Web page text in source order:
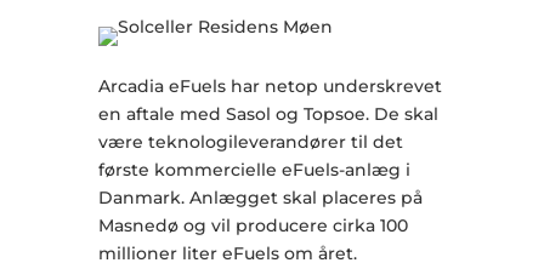
Arcadia eFuels har netop underskrevet
en aftale med Sasol og Topsoe. De skal
være teknologileverandører til det
første kommercielle eFuels-anlæg i
Danmark. Anlægget skal placeres på
Masnedø og vil producere cirka 100
millioner liter eFuels om året.